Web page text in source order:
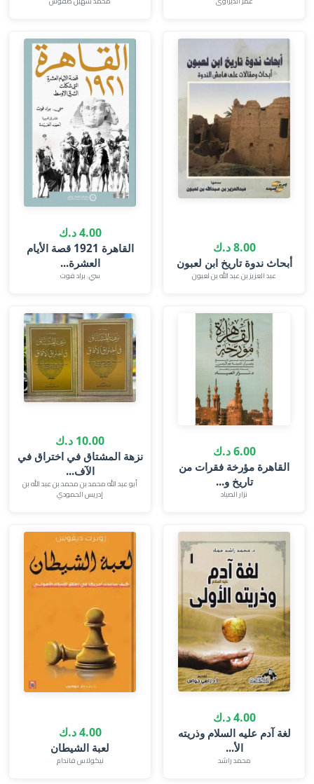
8.00 د.ك
أبحاث ندوة تاريخ ابن لعبون
عبد العزيز بن عبد الله بن لعبون
4.00 د.ك
القاهرة 1921 قصة الأيام
العشرة...
سي. براد فوت
6.00 د.ك
القاهرة مؤرخة فقرات من
تاريخ و...
نزار الصياد
10.00 د.ك
نزهة المشتاق في اختراق في
الآف...
أبو عبد الله محمد بن محمد بن عبد الله بن
إدريس الحمودي
4.00 د.ك
لغة آدم عليه السلام وذريته
الأ...
محمد راشد
4.00 د.ك
لعبة الشيطان
نيكولاس فاندام